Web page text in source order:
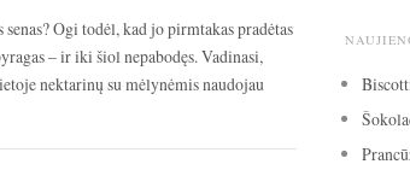
Ogi todėl, kad jo pirmtakas pradėtas
– ir iki šiol nepabodęs. Vadinasi,
nektarinų su mėlynėmis naudojau